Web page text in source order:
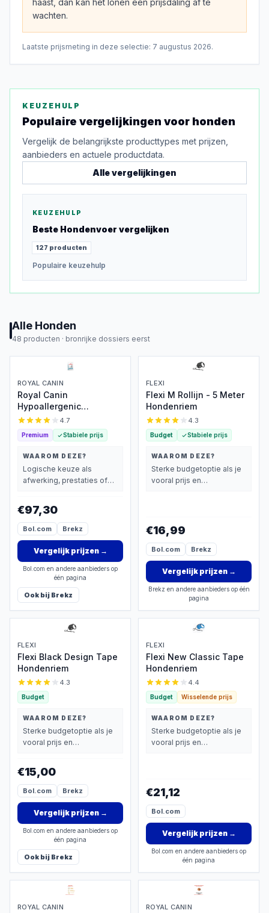
haast, dan kan het lonen een prijsdaling af te
wachten.
Laatste prijsmeting in deze selectie: 7 augustus 2026.
KEUZEHULP
Populaire vergelijkingen voor honden
Vergelijk de belangrijkste producttypes met prijzen,
aanbieders en actuele productdata.
Alle vergelijkingen
KEUZEHULP
Beste Hondenvoer vergelijken
127 producten
Populaire keuzehulp
Alle Honden
48 producten · bronrijke dossiers eerst
ROYAL CANIN
Royal Canin
Hypoallergenic
Hondenvoer 14 kg –
Dieetvoer Allergie
4.7
Premium Stabiele prijs
WAAROM DEZE?
Logische keuze als
afwerking, prestaties of
€97,30
Bol.com Brekz
Vergelijk prijzen→
Bol.com en andere aanbieders op
één pagina
Ook bij Brekz
FLEXI
Flexi M Rollijn - 5 Meter
Hondenriem
4.3
Budget Stabiele prijs
WAAROM DEZE?
Sterke budgetoptie als je
vooral prijs en
€16,99
Bol.com Brekz
Vergelijk prijzen→
Brekz en andere aanbieders op één
pagina
FLEXI
Flexi Black Design Tape
Hondenriem
4.3
Budget
WAAROM DEZE?
Sterke budgetoptie als je
vooral prijs en
€15,00
Bol.com Brekz
Vergelijk prijzen→
Bol.com en andere aanbieders op
één pagina
Ook bij Brekz
FLEXI
Flexi New Classic Tape
Hondenriem
4.4
Budget Wisselende prijs
WAAROM DEZE?
Sterke budgetoptie als je
vooral prijs en
€21,12
Bol.com
Vergelijk prijzen→
Bol.com en andere aanbieders op
één pagina
ROYAL CANIN ROYAL CANIN